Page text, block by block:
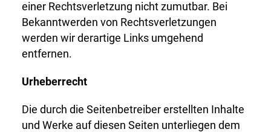
einer Rechtsverletzung nicht zumutbar. Bei
Bekanntwerden von Rechtsverletzungen
werden wir derartige Links umgehend
entfernen.
Urheberrecht
Die durch die Seitenbetreiber erstellten Inhalte
und Werke auf diesen Seiten unterliegen dem